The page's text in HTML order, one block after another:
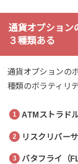
通貨オプション
３種類ある
通貨オプションの
種類のボラティリ
ATMストラド
リスクリバー
バタフライ（